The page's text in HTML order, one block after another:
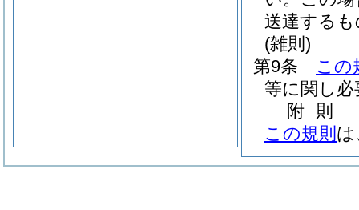
送達する
(雑則)
第9条
この
等に関し
附 則
この規則 は